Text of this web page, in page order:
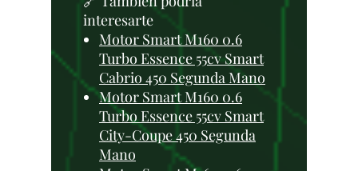
interesarte
Motor Smart M160 0.6
Turbo Essence 55cv Smart
Cabrio 450 Segunda Mano
Motor Smart M160 0.6
Turbo Essence 55cv Smart
City-Coupe 450 Segunda
Mano